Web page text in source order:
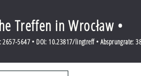
Treffen in Wrocław •
2657-5647 • DOI: 10.23817/lingtreff • Absprungrate: